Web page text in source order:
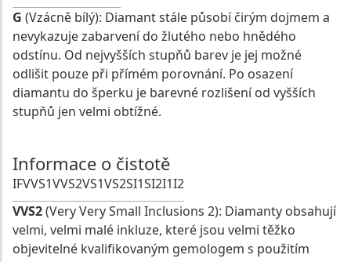
G (Vzácně bílý): Diamant stále působí čirým dojmem a
nevykazuje zabarvení do žlutého nebo hnědého
odstínu. Od nejvyšších stupňů barev je jej možné
odlišit pouze při přímém porovnání. Po osazení
diamantu do šperku je barevné rozlišení od vyšších
stupňů jen velmi obtížné.
Informace o čistotě
IFVVS1VVS2VS1VS2SI1SI2I1I2
VVS2(Very Very Small Inclusions 2): Diamanty obsahují
velmi, velmi malé inkluze, které jsou velmi těžko
objevitelné kvalifikovaným gemologem s použitím